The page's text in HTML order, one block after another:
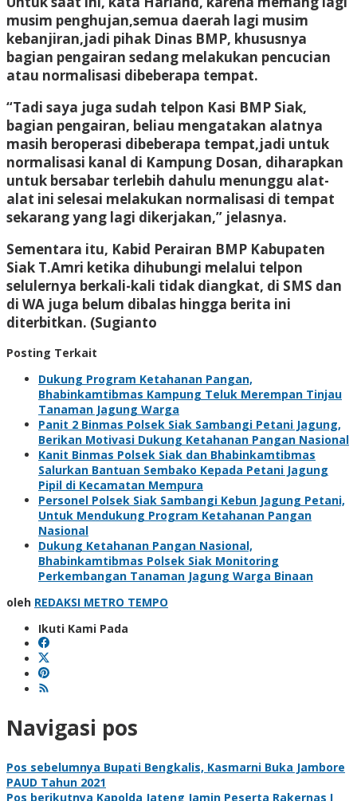
musim penghujan,semua daerah lagi musim
kebanjiran,jadi pihak Dinas BMP, khususnya
bagian pengairan sedang melakukan pencucian
atau normalisasi dibeberapa tempat.
“Tadi saya juga sudah telpon Kasi BMP Siak,
bagian pengairan, beliau mengatakan alatnya
masih beroperasi dibeberapa tempat,jadi untuk
normalisasi kanal di Kampung Dosan, diharapkan
untuk bersabar terlebih dahulu menunggu alat-
alat ini selesai melakukan normalisasi di tempat
sekarang yang lagi dikerjakan,” jelasnya.
Sementara itu, Kabid Perairan BMP Kabupaten
Siak T.Amri ketika dihubungi melalui telpon
selulernya berkali-kali tidak diangkat, di SMS dan
di WA juga belum dibalas hingga berita ini
diterbitkan. (Sugianto
Posting Terkait
Dukung Program Ketahanan Pangan,
Bhabinkamtibmas Kampung Teluk Merempan Tinjau
Tanaman Jagung Warga
Panit 2 Binmas Polsek Siak Sambangi Petani Jagung,
Berikan Motivasi Dukung Ketahanan Pangan Nasional
Kanit Binmas Polsek Siak dan Bhabinkamtibmas
Salurkan Bantuan Sembako Kepada Petani Jagung
Pipil di Kecamatan Mempura
Personel Polsek Siak Sambangi Kebun Jagung Petani,
Untuk Mendukung Program Ketahanan Pangan
Nasional
Dukung Ketahanan Pangan Nasional,
Bhabinkamtibmas Polsek Siak Monitoring
Perkembangan Tanaman Jagung Warga Binaan
oleh REDAKSI METRO TEMPO
Ikuti Kami Pada
Navigasi pos
Pos sebelumnya Bupati Bengkalis, Kasmarni Buka Jambore
PAUD Tahun 2021
Pos berikutnya Kapolda Jateng Jamin Peserta Rakernas I